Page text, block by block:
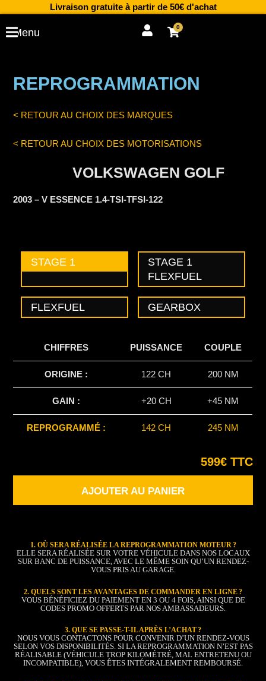
contenu
Livraison gratuite à partir de 50€ d'achat
0
Cart
Menu
REPROGRAMMATION
< RETOUR AU CHOIX DES MARQUES
< RETOUR AU CHOIX DES MOTORISATIONS
VOLKSWAGEN GOLF
2003 – V ESSENCE 1.4-TSI-TFSI-122
STAGE 1
STAGE 1
FLEXFUEL
FLEXFUEL GEARBOX
CHIFFRES PUISSANCE COUPLE
ORIGINE : 122 CH 200 NM
GAIN : +20 CH +45 NM
REPROGRAMMÉ : 142 CH 245 NM
599€ TTC
AJOUTER AU PANIER
1. OÙ SERA RÉALISÉE LA REPROGRAMMATION MOTEUR ?
ELLE SERA RÉALISÉE SUR VOTRE VÉHICULE DANS NOS LOCAUX
SUR BANC DE PUISSANCE, AVEC LE MÊME SOIN QU’UN RENDEZ-
VOUS PRIS AU GARAGE.
2. QUELS SONT LES AVANTAGES DE COMMANDER EN LIGNE ?
VOUS BÉNÉFICIEZ DU PAIEMENT EN 3 OU 4 FOIS, AINSI QUE DE
CODES PROMO OFFERTS PAR NOS AMBASSADEURS.
3. QUE SE PASSE-T-IL APRÈS L’ACHAT ?
NOUS VOUS CONTACTONS POUR CONVENIR D’UN RENDEZ-VOUS
SELON VOS DISPONIBILITÉS. SI LA REPROGRAMMATION N’EST PAS
RÉALISABLE (VÉHICULE TROP KILOMÉTRÉ, MAL ENTRETENU OU
INCOMPATIBLE), VOUS ÊTES INTÉGRALEMENT REMBOURSÉ.